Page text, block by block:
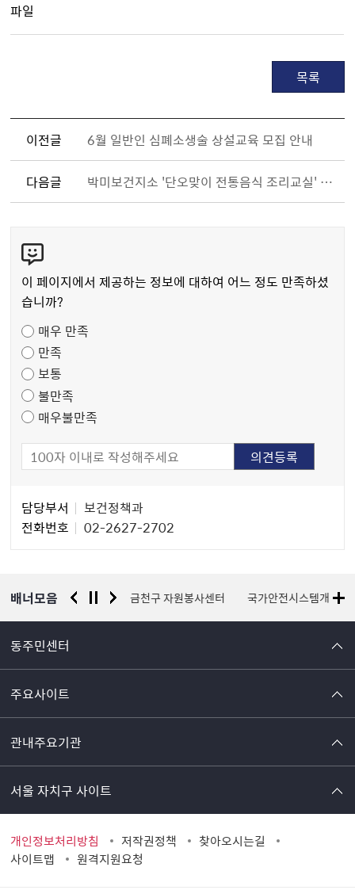
파일
목록
이전글 6월 일반인 심폐소생술 상설교육 모집 안내
다음글 박미보건지소 '단오맞이 전통음식 조리교실' 참여자 모집
텐
츠
만
도
조
사
이 페이지에서 제공하는 정보에 대하여 어느 정도 만족하셨
습니까?
매우 만족
만족
보통
불만족
매우불만족
자
담당부서
보건정책과
전화번호
02-2627-2702
배너모음
서울시 평생학습포털 금천구 자원봉사센터 국가안전시스템개편
동주민센터
주요사이트
관내주요기관
서울 자치구 사이트
개인정보처리방침 저작권정책
찾아오시는길
사이트맵
원격지원요청